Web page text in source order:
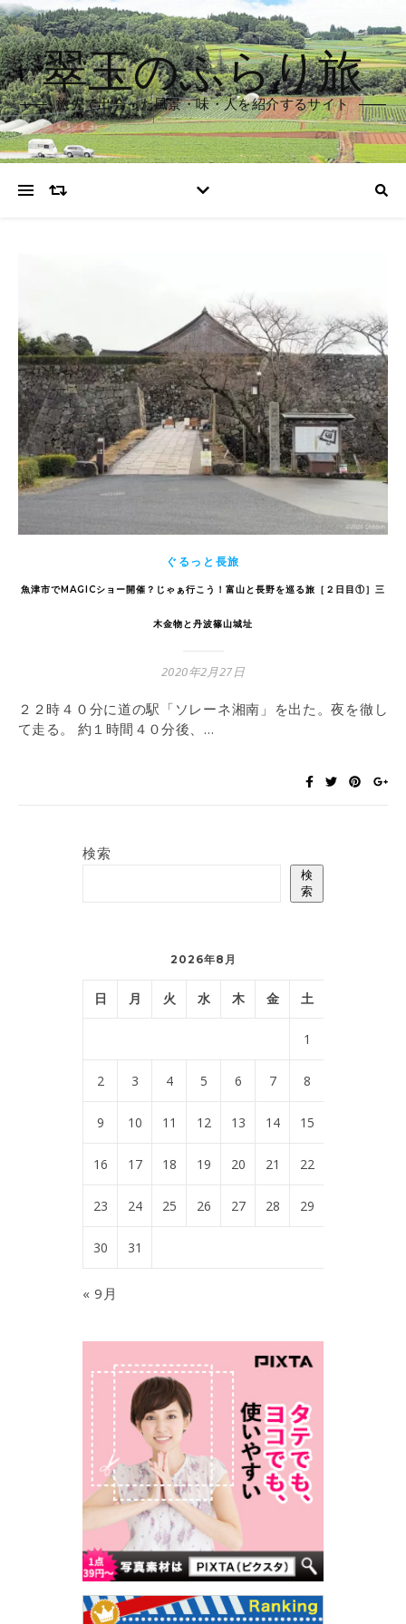
翠玉のふらり旅
旅先で出会った風景・味・人を紹介するサイト
ぐるっと長旅
魚津市でMAGICショー開催？じゃぁ行こう！富山と長野を巡る旅［２日目①］三
木金物と丹波篠山城址
2020年2月27日
２２時４０分に道の駅「ソレーネ湘南」を出た。夜を徹し
て走る。 約１時間４０分後、…
検索
検
索
2026年8月
日 月 火 水 木 金 土
1
2 3 4 5 6 7 8
9 10 11 12 13 14 15
16 17 18 19 20 21 22
23 24 25 26 27 28 29
30 31
« 9月